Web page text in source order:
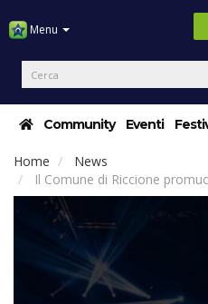
Menu
Community Eventi
Home
News
Il Comune di Riccione